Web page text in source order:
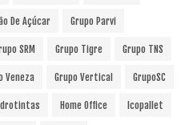
De Açúcar Grupo Parvi
SRM Grupo Tigre Grupo TNS
Veneza Grupo Vertical GrupoSC
Home Office Icopallet